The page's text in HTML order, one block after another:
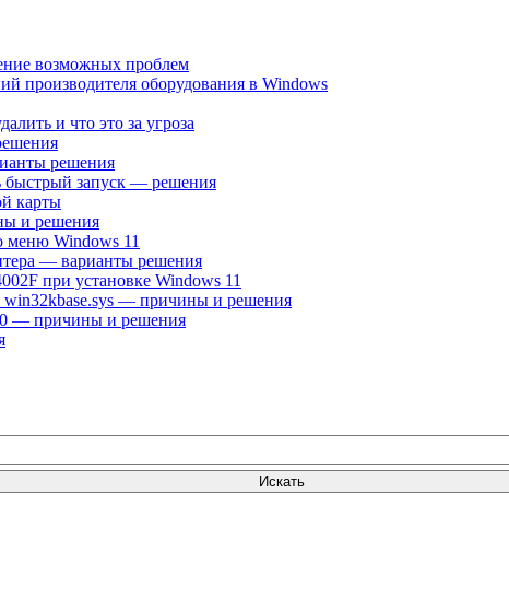
возможных проблем
производителя оборудования в Windows
и что это за угроза
решения
быстрый запуск — решения
карты
и решения
меню Windows 11
— варианты решения
при установке Windows 11
— причины и решения
— причины и решения
Искать